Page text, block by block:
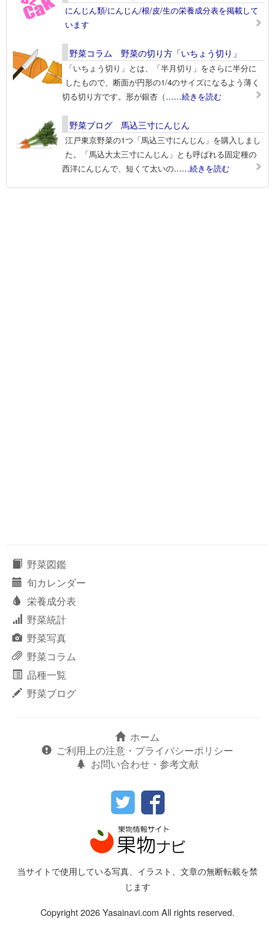
にんじん類/にんじん/根/皮/生の栄養成分表を掲載して
います
野菜コラム 野菜の切り方「いちょう切り」
「いちょう切り」とは、「半月切り」をさらに半分に
したもので、断面が円形の1/4のサイズになるよう薄く
切る切り方です。形が銀杏（……続きを読む
野菜ブログ 馬込三寸にんじん
江戸東京野菜の1つ「馬込三寸にんじん」を購入しまし
た。「馬込大太三寸にんじん」とも呼ばれる固定種の
西洋にんじんで、短くて太いの……続きを読む
野菜図鑑
旬カレンダー
栄養成分表
野菜統計
野菜写真
野菜コラム
品種一覧
野菜ブログ
ホーム
ご利用上の注意・プライバシーポリシー
お問い合わせ・参考文献
当サイトで使用している写真、イラスト、文章の無断転載を禁
じます
Copyright 2026 Yasainavi.com All rights reserved.